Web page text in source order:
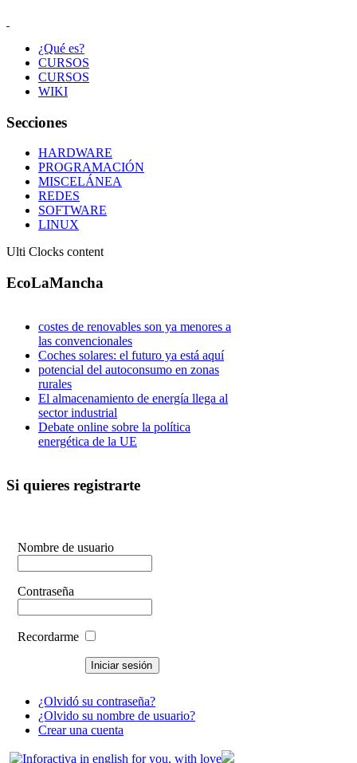
¿Qué es?
CURSOS
CURSOS
WIKI
Secciones
HARDWARE
PROGRAMACIÓN
MISCELÁNEA
REDES
SOFTWARE
LINUX
Ulti Clocks content
EcoLaMancha
costes de renovables son ya menores a
las convencionales
Coches solares: el futuro ya está aquí
potencial del autoconsumo en zonas
rurales
El almacenamiento de energía llega al
sector industrial
Debate online sobre la política
energética de la UE
Si quieres registrarte
Nombre de usuario
Contraseña
Recordarme
¿Olvidó su contraseña?
¿Olvido su nombre de usuario?
Crear una cuenta